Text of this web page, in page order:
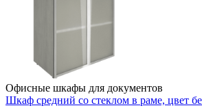
Офисные шкафы для документов
Шкаф средний со стеклом в раме, цвет